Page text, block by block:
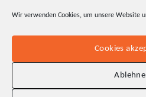
Wir verwenden Cookies, um unsere Website
Cookies
offiziellen spezifischen CO₂-Emissionen
offiziellen spezifischen CO₂-Emissionen
neuer Pkw entnommen werden. Dieser
der Deutschen Automobil Treuhand